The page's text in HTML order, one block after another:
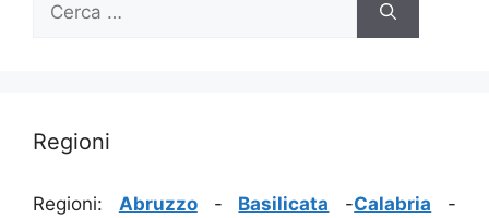
per:
Regioni
Regioni: Abruzzo- Basilicata -Calabria -